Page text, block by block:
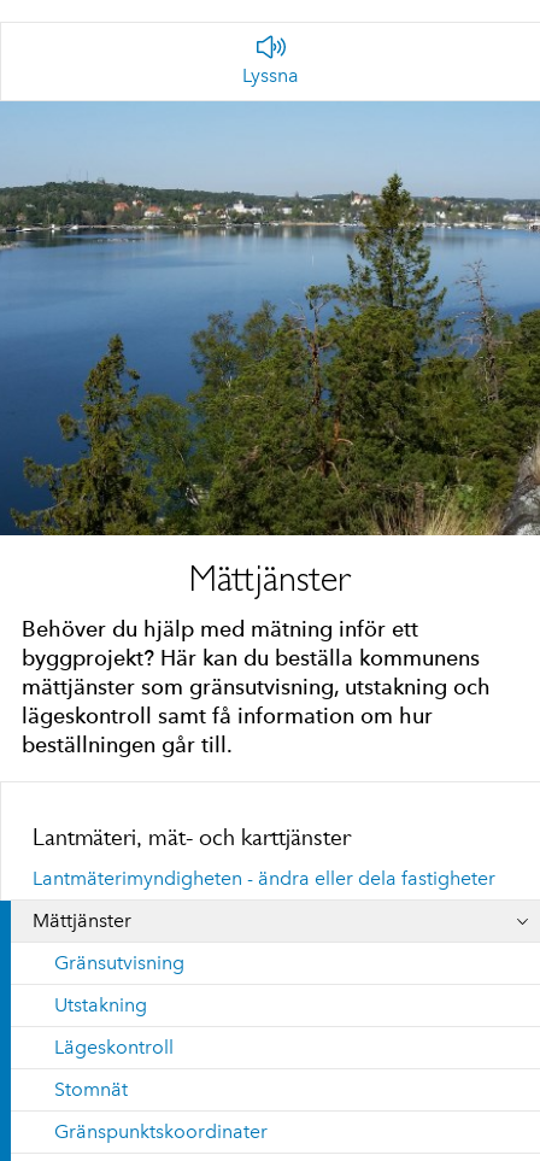
Lyssna
Mättjänster
Behöver du hjälp med mätning inför ett
byggprojekt? Här kan du beställa kommunens
mättjänster som gränsutvisning, utstakning och
lägeskontroll samt få information om hur
beställningen går till.
Lantmäteri, mät- och karttjänster
Lantmäterimyndigheten - ändra eller dela fastigheter
Mättjänster
Gränsutvisning
Utstakning
Lägeskontroll
Stomnät
Gränspunktskoordinater